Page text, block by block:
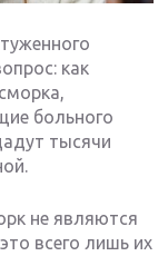
как
больного
тысячи
не являются
всего лишь их